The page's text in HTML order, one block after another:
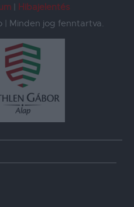
Hibajelentés
Minden jog fenntartva.